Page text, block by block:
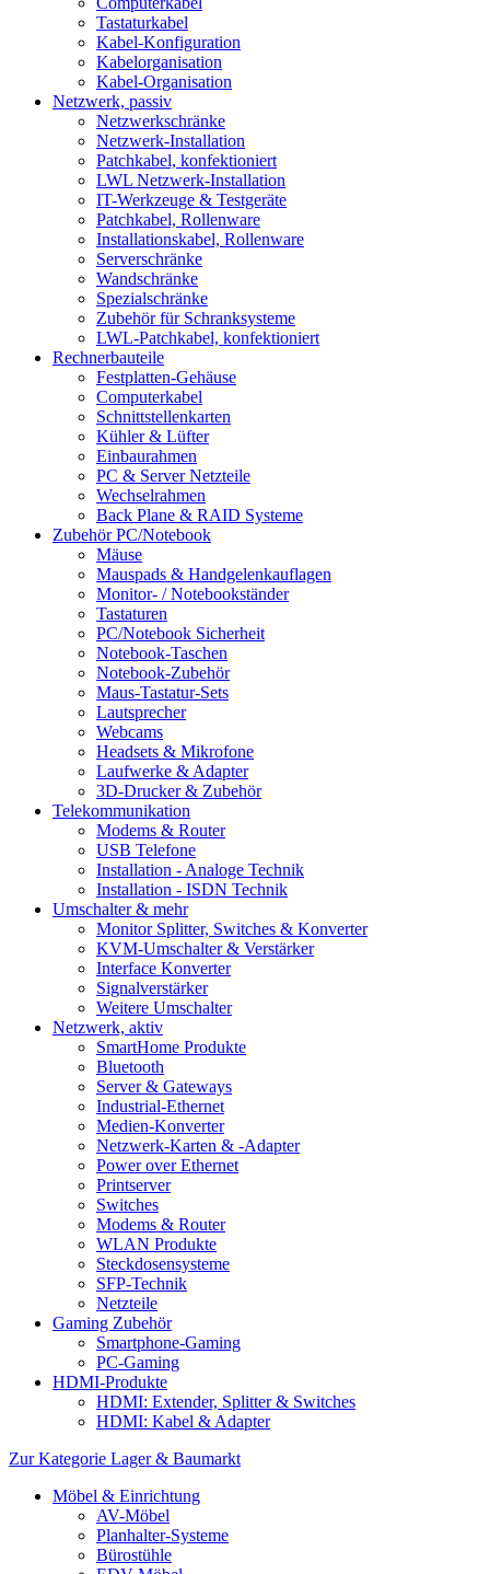
Tastaturkabel
Kabel-Konfiguration
Kabelorganisation
Kabel-Organisation
Netzwerk, passiv
Netzwerkschränke
Netzwerk-Installation
Patchkabel, konfektioniert
LWL Netzwerk-Installation
IT-Werkzeuge & Testgeräte
Patchkabel, Rollenware
Installationskabel, Rollenware
Serverschränke
Wandschränke
Spezialschränke
Zubehör für Schranksysteme
LWL-Patchkabel, konfektioniert
Rechnerbauteile
Festplatten-Gehäuse
Computerkabel
Schnittstellenkarten
Kühler & Lüfter
Einbaurahmen
PC & Server Netzteile
Wechselrahmen
Back Plane & RAID Systeme
Zubehör PC/Notebook
Mäuse
Mauspads & Handgelenkauflagen
Monitor- / Notebookständer
Tastaturen
PC/Notebook Sicherheit
Notebook-Taschen
Notebook-Zubehör
Maus-Tastatur-Sets
Lautsprecher
Webcams
Headsets & Mikrofone
Laufwerke & Adapter
3D-Drucker & Zubehör
Telekommunikation
Modems & Router
USB Telefone
Installation - Analoge Technik
Installation - ISDN Technik
Umschalter & mehr
Monitor Splitter, Switches & Konverter
KVM-Umschalter & Verstärker
Interface Konverter
Signalverstärker
Weitere Umschalter
Netzwerk, aktiv
SmartHome Produkte
Bluetooth
Server & Gateways
Industrial-Ethernet
Medien-Konverter
Netzwerk-Karten & -Adapter
Power over Ethernet
Printserver
Switches
Modems & Router
WLAN Produkte
Steckdosensysteme
SFP-Technik
Netzteile
Gaming Zubehör
Smartphone-Gaming
PC-Gaming
HDMI-Produkte
HDMI: Extender, Splitter & Switches
HDMI: Kabel & Adapter
Zur Kategorie Lager & Baumarkt
Möbel & Einrichtung
AV-Möbel
Planhalter-Systeme
Bürostühle